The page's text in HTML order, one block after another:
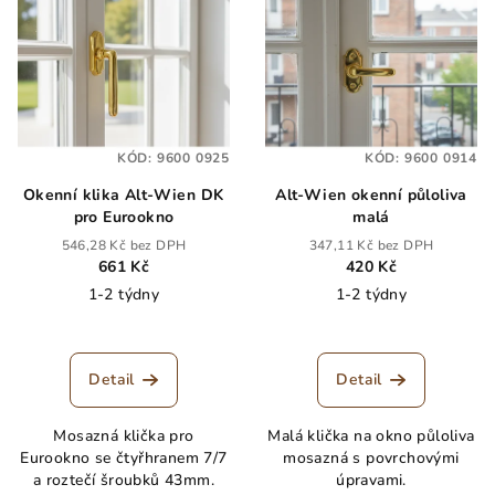
Okenní klika Alt-Wien DK
pro Eurookno
546,28 Kč bez DPH
661 Kč
1-2 týdny
Detail
Mosazná klička pro
Eurookno se čtyřhranem 7/7
a roztečí šroubků 43mm.
KÓD: 9600 0925
Alt-Wien okenní půloliva
malá
347,11 Kč bez DPH
420 Kč
1-2 týdny
Detail
Malá klička na okno půloliva
mosazná s povrchovými
úpravami.
KÓD: 9600 0914